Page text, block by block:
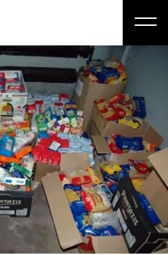
Studia
Studia podyplomowe i kursy
Kandydat
Student
Biznes
Zapisz się na studia